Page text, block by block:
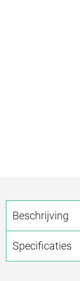
Beschrijving
Specificaties